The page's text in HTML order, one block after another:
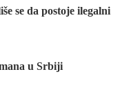
se da postoje ilegalni
u Srbiji